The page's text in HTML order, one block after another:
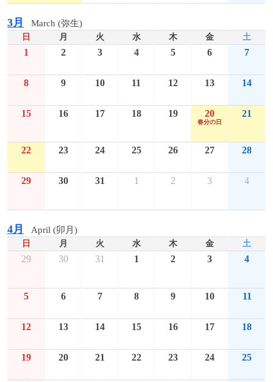
3月 March (弥生)
日 月 火 水 木 金 土
1 2 3 4 5 6 7
8 9 10 11 12 13 14
15 16 17 18 19 20
春分の日
21
22 23 24 25 26 27 28
29 30 31 1 2 3 4
4月 April (卯月)
日 月 火 水 木 金 土
29 30 31 1 2 3 4
5 6 7 8 9 10 11
12 13 14 15 16 17 18
19 20 21 22 23 24 25